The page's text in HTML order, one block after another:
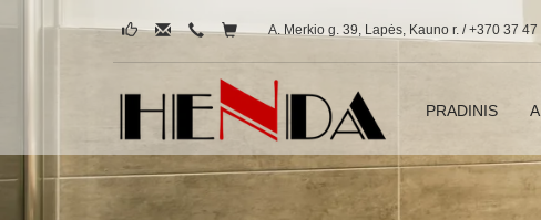
A. Merkio g. 39, Lapės, Kauno r. / +370 37
PRADINIS